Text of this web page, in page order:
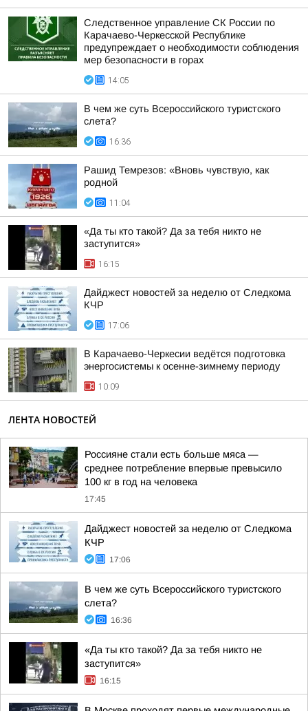
Следственное управление СК России по
Карачаево-Черкесской Республике
предупреждает о необходимости соблюдения
мер безопасности в горах
14:05
В чем же суть Всероссийского туристского
слета?
16:36
Рашид Темрезов: «Вновь чувствую, как
родной
11:04
«Да ты кто такой? Да за тебя никто не
заступится»
16:15
Дайджест новостей за неделю от Следкома
КЧР
17:06
В Карачаево-Черкесии ведётся подготовка
энергосистемы к осенне-зимнему периоду
10:09
ЛЕНТА НОВОСТЕЙ
Россияне стали есть больше мяса —
среднее потребление впервые превысило
100 кг в год на человека
17:45
Дайджест новостей за неделю от Следкома
КЧР
17:06
В чем же суть Всероссийского туристского
слета?
16:36
«Да ты кто такой? Да за тебя никто не
заступится»
16:15